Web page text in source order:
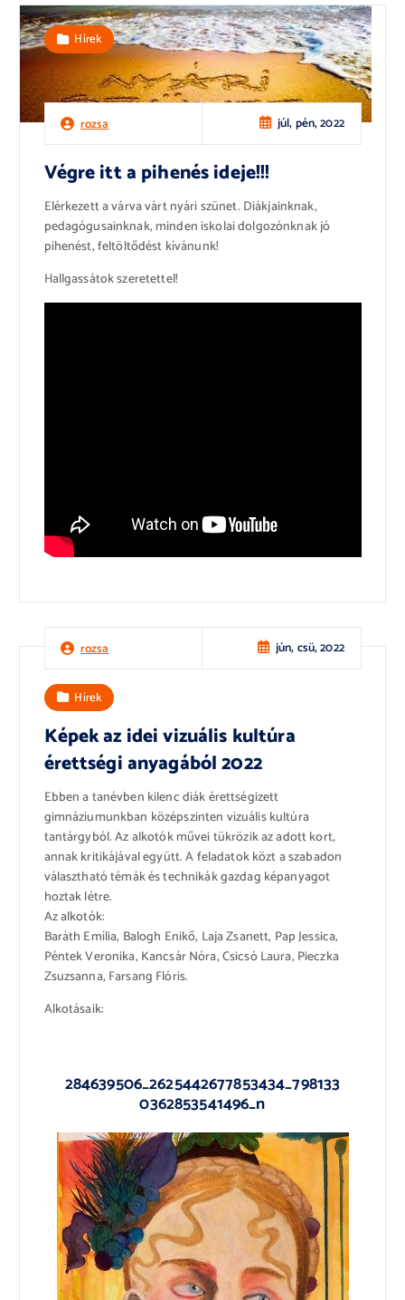
rozsa júl, pén, 2022
Hírek
Végre itt a pihenés ideje!!!
Elérkezett a várva várt nyári szünet. Diákjainknak,
pedagógusainknak, minden iskolai dolgozónknak jó
pihenést, feltöltődést kívánunk!
Hallgassátok szeretettel!
rozsa jún, csü, 2022
Hírek
Képek az idei vizuális kultúra
érettségi anyagából 2022
Ebben a tanévben kilenc diák érettségizett
gimnáziumunkban középszinten vizuális kultúra
tantárgyból. Az alkotók művei tükrözik az adott kort,
annak kritikájával együtt. A feladatok közt a szabadon
választható témák és technikák gazdag képanyagot
hoztak létre.
Az alkotók:
Baráth Emília, Balogh Enikő, Laja Zsanett, Pap Jessica,
Péntek Veronika, Kancsár Nóra, Csicsó Laura, Pieczka
Zsuzsanna, Farsang Flóris.
Alkotásaik:
284639506_2625442677853434_798133
0362853541496_n